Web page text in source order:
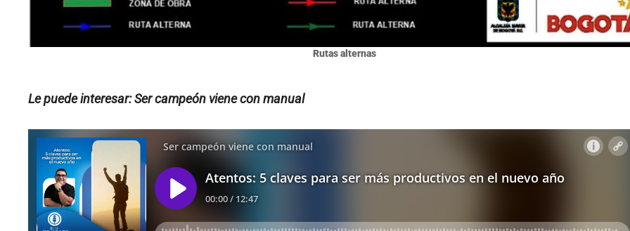
Rutas alternas
Le puede interesar: Ser campeón viene con manual